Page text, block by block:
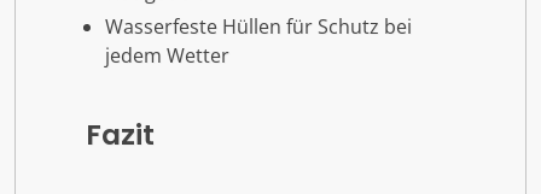
Wasserfeste Hüllen für Schutz bei
jedem Wetter
Fazit